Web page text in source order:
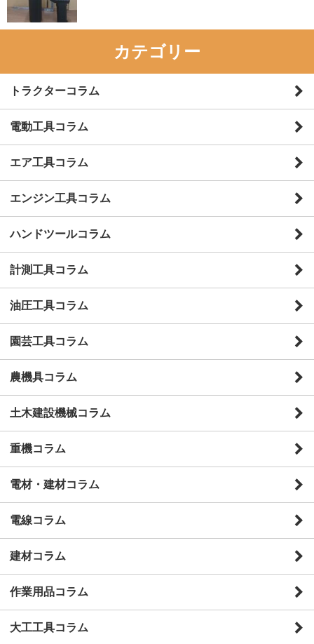
カテゴリー
トラクターコラム
電動工具コラム
エア工具コラム
エンジン工具コラム
ハンドツールコラム
計測工具コラム
油圧工具コラム
園芸工具コラム
農機具コラム
土木建設機械コラム
重機コラム
電材・建材コラム
電線コラム
建材コラム
作業用品コラム
大工工具コラム